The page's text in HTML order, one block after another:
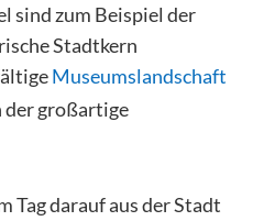
sind zum Beispiel der
Stadtkern
Museumslandschaft
der großartige
Tag darauf aus der Stadt